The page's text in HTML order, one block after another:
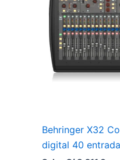
Behringer X32
digital 40